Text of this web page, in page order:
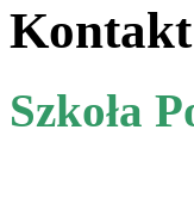
Kontakt
Szkoła